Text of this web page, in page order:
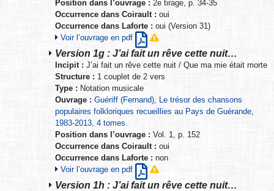
Position dans l’ouvrage : 2e tirage, p. 34-35
Occurrence dans Coirault : oui
Occurrence dans Laforte : oui (Version 31)
Voir l’ouvrage en pdf
Version 1g : J’ai fait un rêve cette nuit…
Incipit : J’ai fait un rêve cette nuit / Que ma mie était morte
Structure : 1 couplet de 2 vers
Type : Notation musicale
Ouvrage : Guériff (Fernand), Le trésor des chansons
populaires folkloriques recueillies au Pays de Guérande,
1983-2013, 4 tomes.
Position dans l’ouvrage : Vol. 1, p. 152
Occurrence dans Coirault : oui
Occurrence dans Laforte : non
Voir l’ouvrage en pdf
Version 1h : J’ai fait un rêve cette nuit…